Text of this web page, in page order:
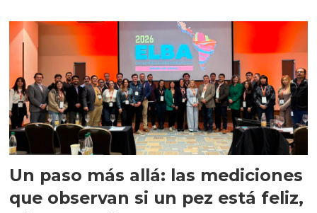
Un paso más allá: las mediciones
que observan si un pez está feliz,